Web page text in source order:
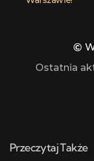
Ostatnia
Przeczytaj Także